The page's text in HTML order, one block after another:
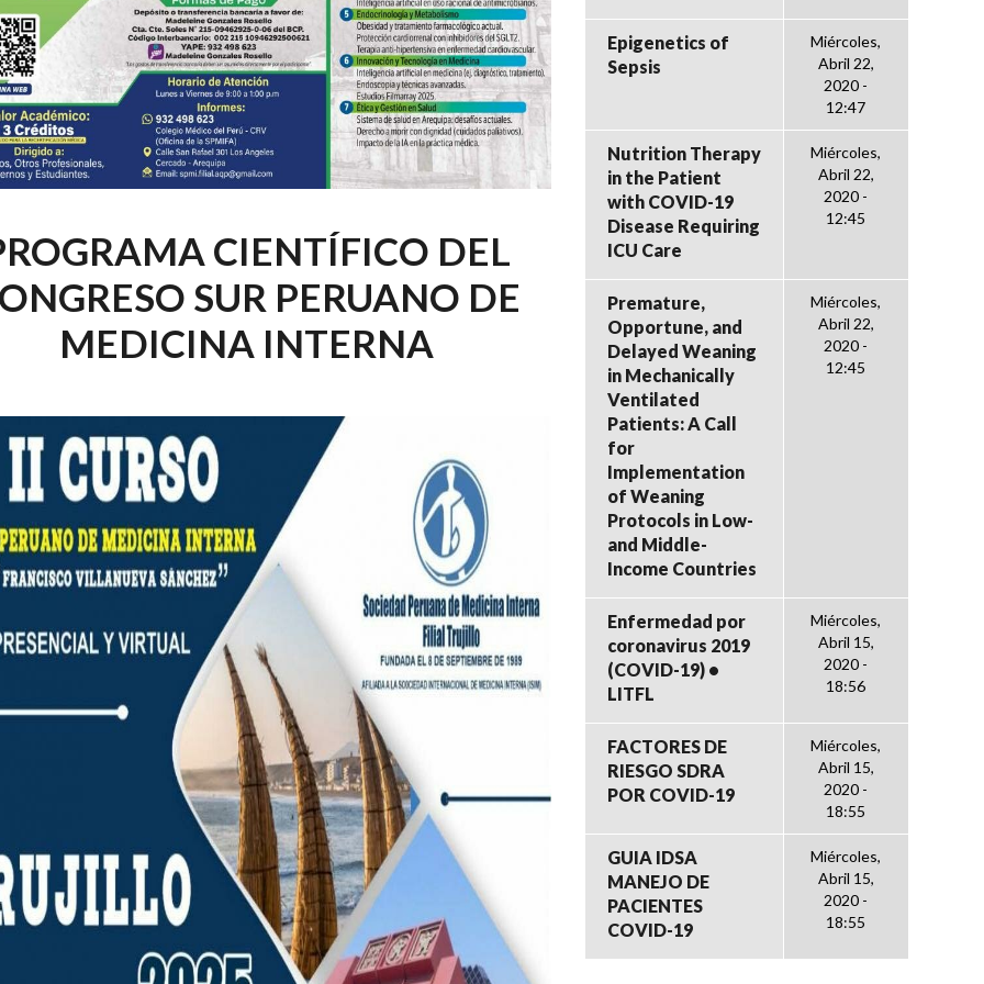
CIENTÍFICO DEL
SUR PERUANO DE
MEDICINA INTERNA
Epigenetics of
Sepsis
Miércoles,
Abril 22,
2020 -
12:47
Nutrition Therapy
in the Patient
with COVID-19
Disease Requiring
ICU Care
Miércoles,
Abril 22,
2020 -
12:45
Premature,
Opportune, and
Delayed Weaning
in Mechanically
Ventilated
Patients: A Call
for
Implementation
of Weaning
Protocols in Low-
and Middle-
Income Countries
Miércoles,
Abril 22,
2020 -
12:45
Enfermedad por
coronavirus 2019
(COVID-19) •
LITFL
Miércoles,
Abril 15,
2020 -
18:56
FACTORES DE
RIESGO SDRA
POR COVID-19
Miércoles,
Abril 15,
2020 -
18:55
GUIA IDSA
MANEJO DE
PACIENTES
COVID-19
Miércoles,
Abril 15,
2020 -
18:55